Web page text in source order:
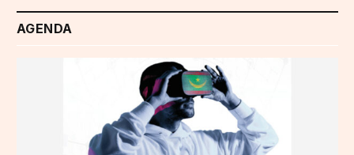
AGENDA